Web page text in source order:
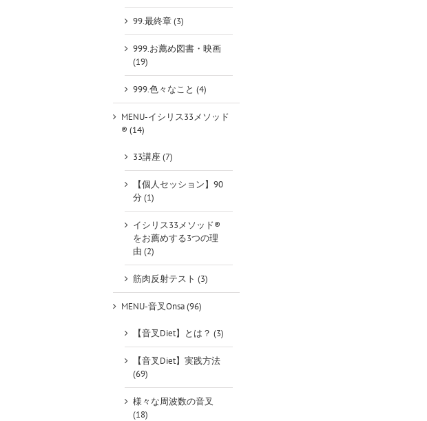
99.最終章 (3)
999.お薦め図書・映画
(19)
999.色々なこと (4)
MENU-イシリス33メソッド
® (14)
33講座 (7)
【個人セッション】90
分 (1)
イシリス33メソッド®
をお薦めする3つの理
由 (2)
筋肉反射テスト (3)
MENU-音叉Onsa (96)
【音叉Diet】とは？ (3)
【音叉Diet】実践方法
(69)
様々な周波数の音叉
(18)